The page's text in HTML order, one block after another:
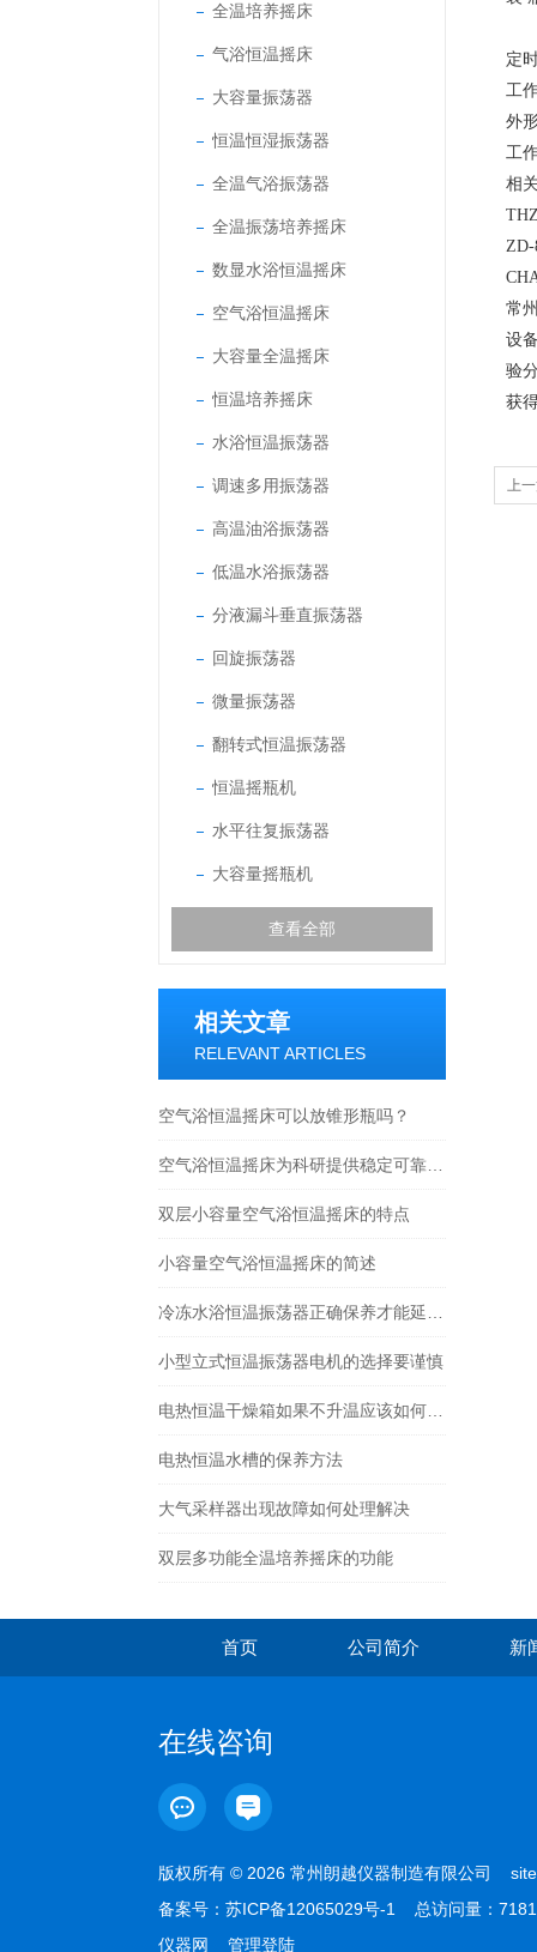
全温培养摇床
气浴恒温摇床
大容量振荡器
恒温恒湿振荡器
全温气浴振荡器
全温振荡培养摇床
数显水浴恒温摇床
空气浴恒温摇床
大容量全温摇床
恒温培养摇床
水浴恒温振荡器
调速多用振荡器
高温油浴振荡器
低温水浴振荡器
分液漏斗垂直振荡器
回旋振荡器
微量振荡器
翻转式恒温振荡器
恒温摇瓶机
水平往复振荡器
大容量摇瓶机
查看全部
相关文章
RELEVANT ARTICLES
空气浴恒温摇床可以放锥形瓶吗？
双层小容量空气浴恒温摇床的特点
小容量空气浴恒温摇床的简述
小型立式恒温振荡器电机的选择要谨慎
电热恒温水槽的保养方法
大气采样器出现故障如何处理解决
双层多功能全温培养摇床的功能
定
工
外
工
相
ZD-
常
设
验
获
上
首页 公司简介 新
在线咨询
版权所有 © 2026 常州朗越仪器制造有限公司
备案号： 苏ICP备12065029号-1
总访问量：
仪器网
管理登陆